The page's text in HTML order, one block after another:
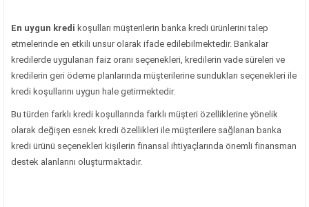
En uygun kredi koşulları müşterilerin banka kredi ürünlerini talep
etmelerinde en etkili unsur olarak ifade edilebilmektedir. Bankalar
kredilerde uygulanan faiz oranı seçenekleri, kredilerin vade süreleri ve
kredilerin geri ödeme planlarında müşterilerine sundukları seçenekleri ile
kredi koşullarını uygun hale getirmektedir.
Bu türden farklı kredi koşullarında farklı müşteri özelliklerine yönelik
olarak değişen esnek kredi özellikleri ile müşterilere sağlanan banka
kredi ürünü seçenekleri kişilerin finansal ihtiyaçlarında önemli finansman
destek alanlarını oluşturmaktadır.